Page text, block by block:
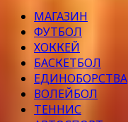
МАГАЗИН
ФУТБОЛ
ХОККЕЙ
БАСКЕТБОЛ
ЕДИНОБОРСТВА
ВОЛЕЙБОЛ
ТЕННИС